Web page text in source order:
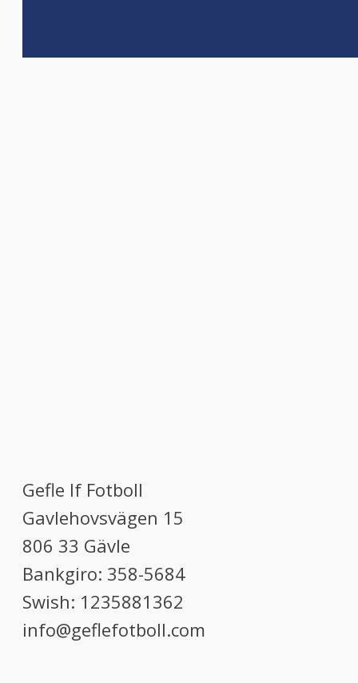
Gefle If Fotboll
Gavlehovsvägen 15
806 33 Gävle
Bankgiro: 358-5684
Swish: 1235881362
info@geflefotboll.com